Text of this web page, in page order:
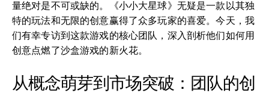
量绝对是不可或缺的。《小小大星球》无疑是一款以其独
特的玩法和无限的创意赢得了众多玩家的喜爱。今天，我
们有幸专访到这款游戏的核心团队，深入剖析他们如何用
创意点燃了沙盒游戏的新火花。
从概念萌芽到市场突破：团队的创